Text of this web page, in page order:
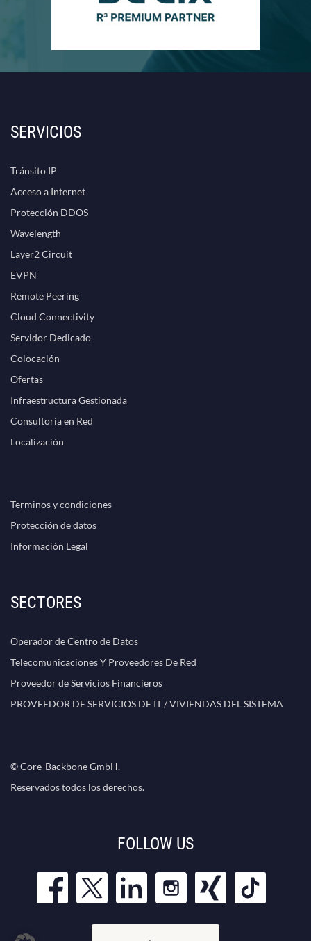
SERVICIOS
Tránsito IP
Acceso a Internet
Protección DDOS
Wavelength
Layer2 Circuit
EVPN
Remote Peering
Cloud Connectivity
Servidor Dedicado
Colocación
Ofertas
Infraestructura Gestionada
Consultoría en Red
Localización
Terminos y condiciones
Protección de datos
Información Legal
SECTORES
Operador de Centro de Datos
Telecomunicaciones Y Proveedores De Red
Proveedor de Servicios Financieros
PROVEEDOR DE SERVICIOS DE IT / VIVIENDAS DEL SISTEMA
© Core-Backbone GmbH.
Reservados todos los derechos.
FOLLOW US